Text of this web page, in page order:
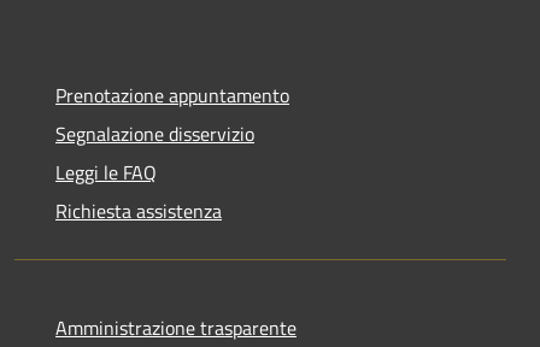
Prenotazione appuntamento
Segnalazione disservizio
Leggi le FAQ
Richiesta assistenza
Amministrazione trasparente